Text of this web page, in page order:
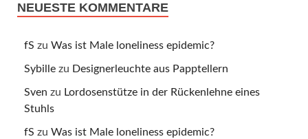
NEUESTE KOMMENTARE
fS zu Was ist Male loneliness epidemic?
Sybille zu Designerleuchte aus Papptellern
Sven zu Lordosenstütze in der Rückenlehne eines
Stuhls
fS zu Was ist Male loneliness epidemic?